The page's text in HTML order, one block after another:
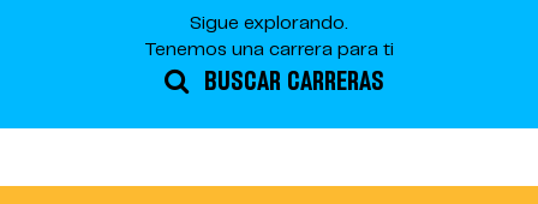
Sigue explorando.
Tenemos una carrera para ti
BUSCAR CARRERAS